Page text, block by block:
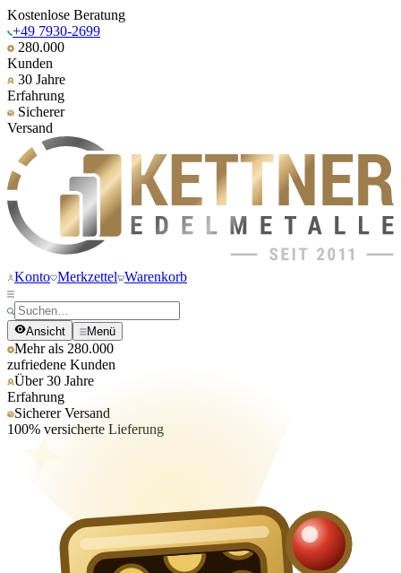
Kostenlose Beratung
+49 7930-2699
280.000
Kunden
30 Jahre
Erfahrung
Sicherer
Versand
Konto Merkzettel Warenkorb
Ansicht Menü
Mehr als 280.000
zufriedene Kunden
Über 30 Jahre
Erfahrung
Sicherer Versand
100% versicherte Lieferung